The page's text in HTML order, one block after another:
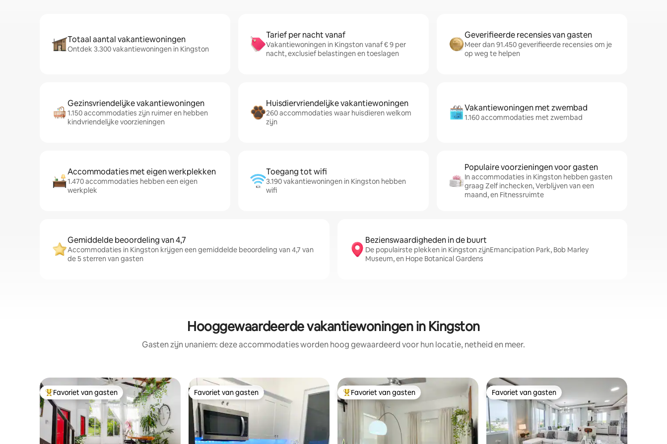
Totaal aantal vakantiewoningen
Ontdek 3.300 vakantiewoningen in Kingston
Tarief per nacht vanaf
Vakantiewoningen in Kingston vanaf € 9 per
nacht, exclusief belastingen en toeslagen
Geverifieerde recensies van gasten
Meer dan 91.450 geverifieerde recensies om je
op weg te helpen
Gezinsvriendelijke vakantiewoningen
1.150 accommodaties zijn ruimer en hebben
kindvriendelijke voorzieningen
Huisdiervriendelijke vakantiewoningen
260 accommodaties waar huisdieren welkom
zijn
Vakantiewoningen met zwembad
1.160 accommodaties met zwembad
Accommodaties met eigen werkplekken
1.470 accommodaties hebben een eigen
werkplek
Toegang tot wifi
3.190 vakantiewoningen in Kingston hebben
wifi
Populaire voorzieningen voor gasten
In accommodaties in Kingston hebben gasten
graag Zelf inchecken, Verblijven van een
maand, en Fitnessruimte
Gemiddelde beoordeling van 4,7
Accommodaties in Kingston krijgen een gemiddelde beoordeling van 4,7 van
de 5 sterren van gasten
Bezienswaardigheden in de buurt
De populairste plekken in Kingston zijnEmancipation Park, Bob Marley
Museum, en Hope Botanical Gardens
Hooggewaardeerde vakantiewoningen in Kingston
Gasten zijn unaniem: deze accommodaties worden hoog gewaardeerd voor hun locatie, netheid en meer.
Topfavoriet van gasten
Favoriet van gasten Favoriet van gasten
Favoriet van gasten Topfavoriet van gasten
Favoriet van gasten Favoriet van gasten
Favoriet van gasten